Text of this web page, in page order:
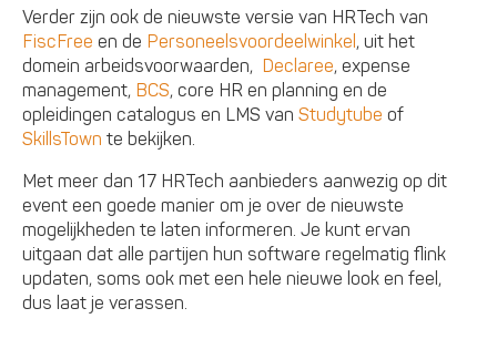
Verder zijn ook de nieuwste versie van HRTech van
FiscFree en de Personeelsvoordeelwinkel , uit het
domein arbeidsvoorwaarden, Declaree, expense
management, BCS, core HR en planning en de
opleidingen catalogus en LMS vanStudytube of
SkillsTown te bekijken.
Met meer dan 17 HRTech aanbieders aanwezig op dit
event een goede manier om je over de nieuwste
mogelijkheden te laten informeren. Je kunt ervan
uitgaan dat alle partijen hun software regelmatig flink
updaten, soms ook met een hele nieuwe look en feel,
dus laat je verassen.